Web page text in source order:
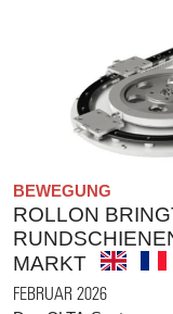
BEWEGUNG
ROLLON
MARKT
FEBRUAR 2026